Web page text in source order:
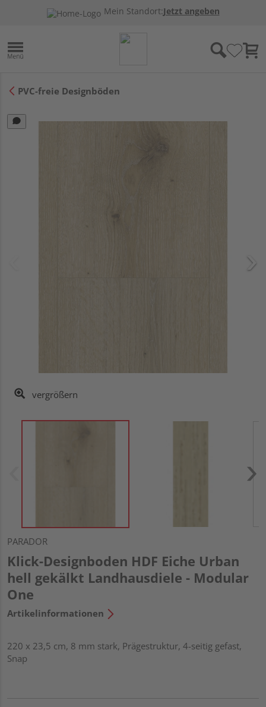
Mein Standort:Jetzt angeben
PVC-freie Designböden
vergrößern
PARADOR
Klick-Designboden HDF Eiche Urban
hell gekälkt Landhausdiele - Modular
One
Artikelinformationen
220 x 23,5 cm, 8 mm stark, Prägestruktur, 4-seitig gefast,
Snap